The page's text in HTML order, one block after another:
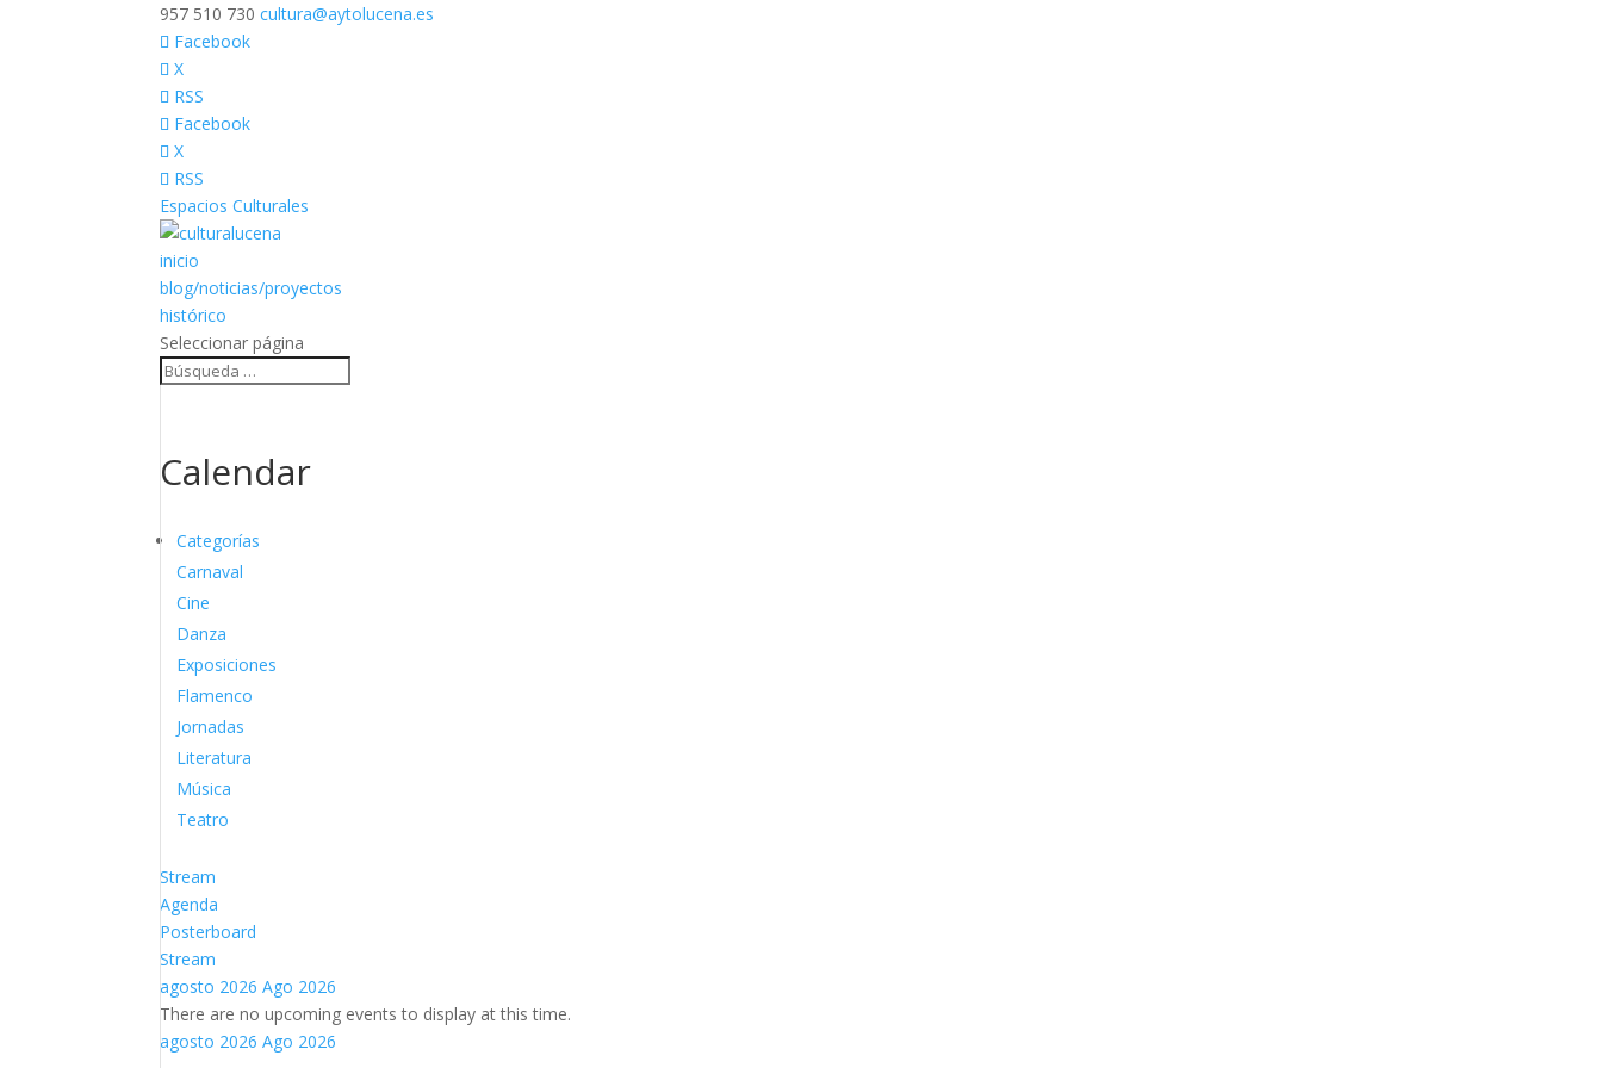
957 510 730 cultura@aytolucena.es
Facebook
X
RSS
Facebook
X
RSS
Espacios Culturales
inicio
blog/noticias/proyectos
histórico
Seleccionar página
Calendar
Categorías
Carnaval
Cine
Danza
Exposiciones
Flamenco
Jornadas
Literatura
Música
Teatro
Stream
Agenda
Posterboard
Stream
agosto 2026 Ago 2026
There are no upcoming events to display at this time.
agosto 2026 Ago 2026